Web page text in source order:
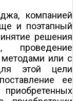
компанией
и поэтапный
решения
проведение
или с
этой цели
ее